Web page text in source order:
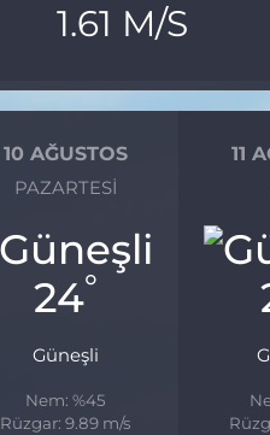
1.61 M/S
10 AĞUSTOS
PAZARTESI
24°
Güneşli
Nem: %45
Rüzgar: 9.89 m/s
11